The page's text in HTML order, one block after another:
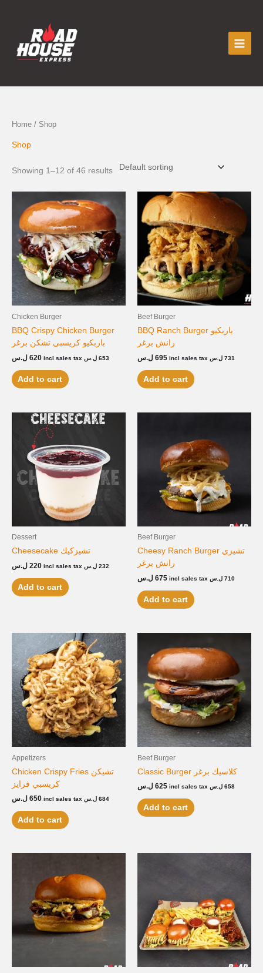
Home / Shop
Shop
Showing 1–12 of 46 results
Chicken Burger
BBQ Crispy Chicken Burger
باربكيو كريسبي تشكن برغر
620 ل.س incl sales tax 653 ل.س
Add to cart
Beef Burger
BBQ Ranch Burger باربكيو
رانش برغر
695 ل.س incl sales tax 731 ل.س
Add to cart
Dessert
Cheesecake تشيزكيك
220 ل.س incl sales tax 232 ل.س
Add to cart
Beef Burger
Cheesy Ranch Burger تشيزي
رانش برغر
675 ل.س incl sales tax 710 ل.س
Add to cart
Appetizers
Chicken Crispy Fries تشيكن
كريسبي فرايز
650 ل.س incl sales tax 684 ل.س
Add to cart
Beef Burger
Classic Burger كلاسيك برغر
625 ل.س incl sales tax 658 ل.س
Add to cart